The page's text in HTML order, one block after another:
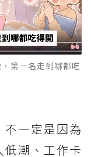
第一名走到哪都吃
一定是因為
潮、工作卡